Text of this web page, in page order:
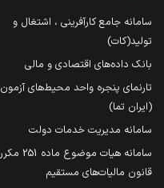
سامانه جامع کارآفرینی ، اشتغال و
تولید(کات)
بانک داده‌های اقتصادی و مالی
تارنمای پنجره واحد محیط‌های آزمون
(ایران تما)
سامانه مدیریت خدمات دولت
سامانه هیات موضوع ماده 251 مکرر
قانون مالیات‌های مستقیم